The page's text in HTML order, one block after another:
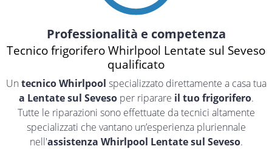
Professionalità e competenza
Tecnico frigorifero Whirlpool Lentate sul Seveso
qualificato
Un tecnico Whirlpool specializzato direttamente a casa tua
a Lentate sul Sevesoper riparare il tuo frigorifero.
Tutte le riparazioni sono effettuate da tecnici altamente
specializzati che vantano un’esperienza pluriennale
nell'assistenza Whirlpool Lentate sul Seveso.